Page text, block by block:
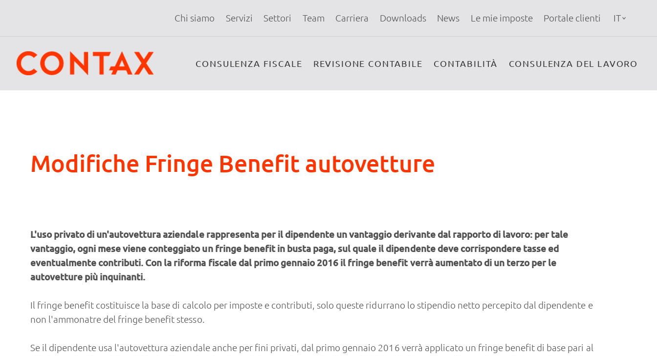
Chi siamo Servizi Settori Team Carriera Downloads News Le mie imposte Portale clienti IT
CONSULENZA FISCALE REVISIONE CONTABILE CONTABILITÀ CONSULENZA DEL LAVORO
Modifiche Fringe Benefit autovetture
L'uso privato di un'autovettura aziendale rappresenta per il dipendente un vantaggio derivante dal rapporto di lavoro: per tale
vantaggio, ogni mese viene conteggiato un fringe benefit in busta paga, sul quale il dipendente deve corrispondere tasse ed
eventualmente contributi. Con la riforma fiscale dal primo gennaio 2016 il fringe benefit verrà aumentato di un terzo per le
autovetture più inquinanti.
Il fringe benefit costituisce la base di calcolo per imposte e contributi, solo queste ridurrano lo stipendio netto percepito dal dipendente e
non l'ammonatre del fringe benefit stesso.
Se il dipendente usa l'autovettura aziendale anche per fini privati, dal primo gennaio 2016 verrà applicato un fringe benefit di base pari al